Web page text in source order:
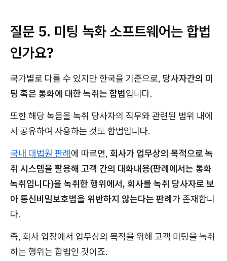
질문 5. 미팅 녹화 소프트웨어는 합법
인가요?
국가별로 다를 수 있지만 한국을 기준으로, 당사자간의 미
팅 혹은 통화에 대한 녹취는 합법입니다.
또한 해당 녹음을 녹취 당사자의 직무와 관련된 범위 내에
서 공유하여 사용하는 것도 합법입니다.
국내 대법원 판례에 따르면, 회사가 업무상의 목적으로 녹
취 시스템을 활용해 고객 간의 대화내용(판례에서는 통화
녹취입니다)을 녹취한 행위에서, 회사를 녹취 당사자로 보
아 통신비밀보호법을 위반하지 않는다는 판례가 존재합니
다.
즉, 회사 입장에서 업무상의 목적을 위해 고객 미팅을 녹취
하는 행위는 합법인 것이죠.